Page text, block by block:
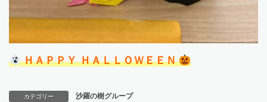
ＨＡＰＰＹ ＨＡＬＬＯＷＥＥＮ
カテゴリー 沙羅の樹グループ